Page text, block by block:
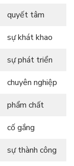
quyết tâm
sự khát khao
sự phát triển
chuyên nghiệp
phẩm chất
cố gắng
sự thành công